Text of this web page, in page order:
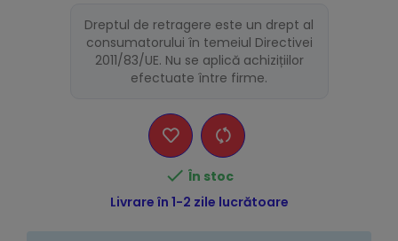
Dreptul de retragere este un drept al
consumatorului în temeiul Directivei
2011/83/UE. Nu se aplică achizițiilor
efectuate între firme.
 În stoc
Livrare în 1-2 zile lucrătoare